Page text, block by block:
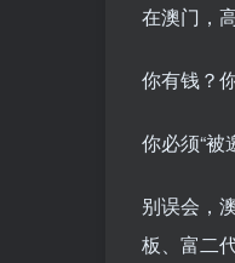
在澳门，
你有钱？
你必须“被
别误会，
板、富二